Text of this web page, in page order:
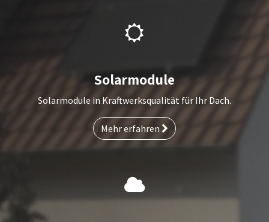
Solarmodule
Solarmodule in Kraftwerksqualität für Ihr Dach.
Mehr erfahren